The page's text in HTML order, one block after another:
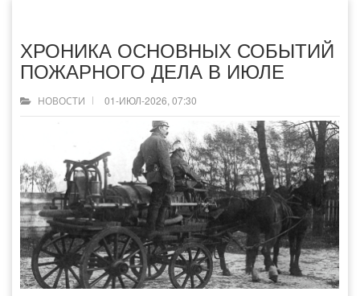
ХРОНИКА ОСНОВНЫХ СОБЫТИЙ
ПОЖАРНОГО ДЕЛА В ИЮЛЕ
НОВОСТИ 01-ИЮЛ-2026, 07:30